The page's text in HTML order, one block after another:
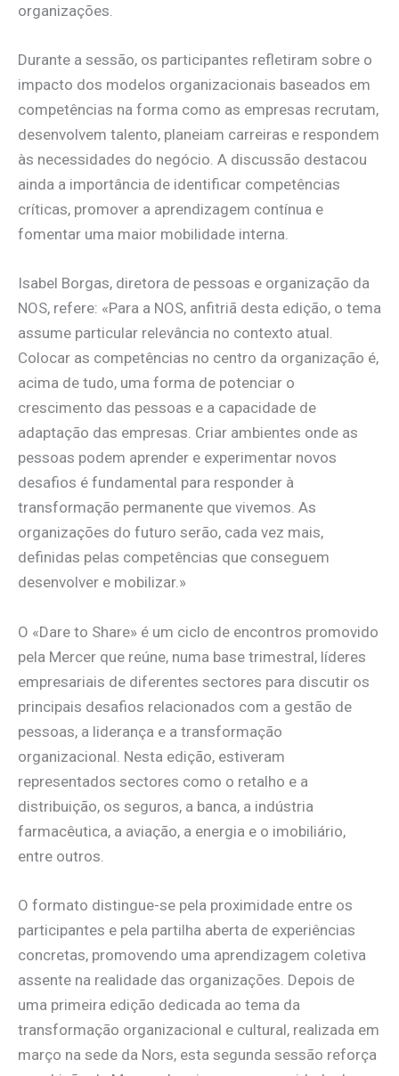
organizações.
Durante a sessão, os participantes refletiram sobre o
impacto dos modelos organizacionais baseados em
competências na forma como as empresas recrutam,
desenvolvem talento, planeiam carreiras e respondem
às necessidades do negócio. A discussão destacou
ainda a importância de identificar competências
críticas, promover a aprendizagem contínua e
fomentar uma maior mobilidade interna.
Isabel Borgas, diretora de pessoas e organização da
NOS, refere: «Para a NOS, anfitriã desta edição, o tema
assume particular relevância no contexto atual.
Colocar as competências no centro da organização é,
acima de tudo, uma forma de potenciar o
crescimento das pessoas e a capacidade de
adaptação das empresas. Criar ambientes onde as
pessoas podem aprender e experimentar novos
desafios é fundamental para responder à
transformação permanente que vivemos. As
organizações do futuro serão, cada vez mais,
definidas pelas competências que conseguem
desenvolver e mobilizar.»
O «Dare to Share» é um ciclo de encontros promovido
pela Mercer que reúne, numa base trimestral, líderes
empresariais de diferentes sectores para discutir os
principais desafios relacionados com a gestão de
pessoas, a liderança e a transformação
organizacional. Nesta edição, estiveram
representados sectores como o retalho e a
distribuição, os seguros, a banca, a indústria
farmacêutica, a aviação, a energia e o imobiliário,
entre outros.
O formato distingue-se pela proximidade entre os
participantes e pela partilha aberta de experiências
concretas, promovendo uma aprendizagem coletiva
assente na realidade das organizações. Depois de
uma primeira edição dedicada ao tema da
transformação organizacional e cultural, realizada em
março na sede da Nors, esta segunda sessão reforça